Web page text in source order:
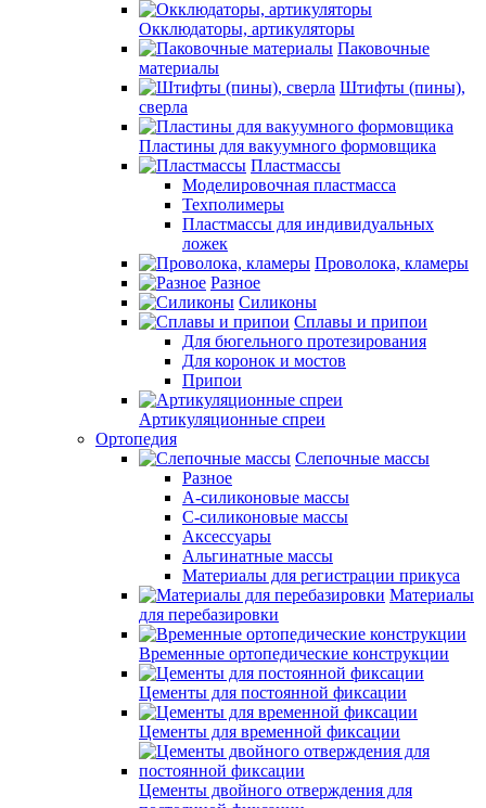
Окклюдаторы, артикуляторы
Паковочные
материалы
Штифты (пины),
сверла
Пластины для вакуумного формовщика
Пластмассы
Моделировочная пластмасса
Техполимеры
Пластмассы для индивидуальных
ложек
Проволока, кламеры
Разное
Силиконы
Сплавы и припои
Для бюгельного протезирования
Для коронок и мостов
Припои
Артикуляционные спреи
Ортопедия
Слепочные массы
Разное
А-силиконовые массы
С-силиконовые массы
Аксессуары
Альгинатные массы
Материалы для регистрации прикуса
Материалы
для перебазировки
Временные ортопедические конструкции
Цементы для постоянной фиксации
Цементы для временной фиксации
Цементы двойного отверждения для